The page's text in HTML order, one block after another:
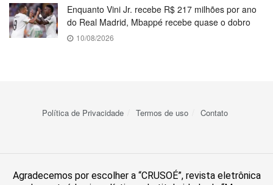
Enquanto Vini Jr. recebe R$ 217 milhões por ano
do Real Madrid, Mbappé recebe quase o dobro
10/08/2026
Política de Privacidade Termos de uso Contato
Agradecemos por escolher a “CRUSOÉ”, revista eletrônica